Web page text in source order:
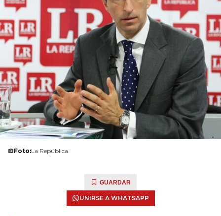
Foto:La República
GUARDAR
UNIRSE A WHATSAPP